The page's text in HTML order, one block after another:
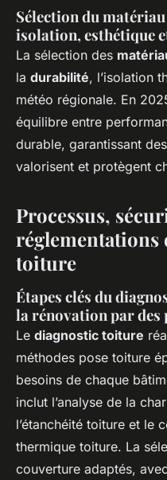
Sélection du
isolation, esthétique
La sélection des
la durabilité, l’isolation
météo régionale. En
équilibre entre
durable, garantissant des
valorisent et protègent
Processus,
réglementations
toiture
Étapes clés du
la rénovation par des
Le diagnostic toiture
méthodes pose toiture
besoins de chaque
inclut l’analyse de la
l’étanchéité toiture et le
thermique toiture. La
couverture adaptés,